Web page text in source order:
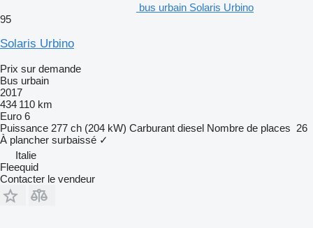
bus urbain Solaris Urbino
95
Solaris Urbino
Prix sur demande
Bus urbain
2017
434 110 km
Euro 6
Puissance 277 ch (204 kW) Carburant diesel Nombre de places 26
À plancher surbaissé ✓
Italie
Fleequid
Contacter le vendeur